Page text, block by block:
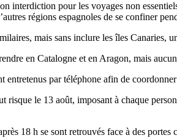
interdiction pour les voyages non
régions espagnoles de se confiner
mais sans inclure les îles Canaries,
en Catalogne et en Aragon, mais
entretenus par téléphone afin de
risque le 13 août, imposant à chaque
18 h se sont retrouvés face à des